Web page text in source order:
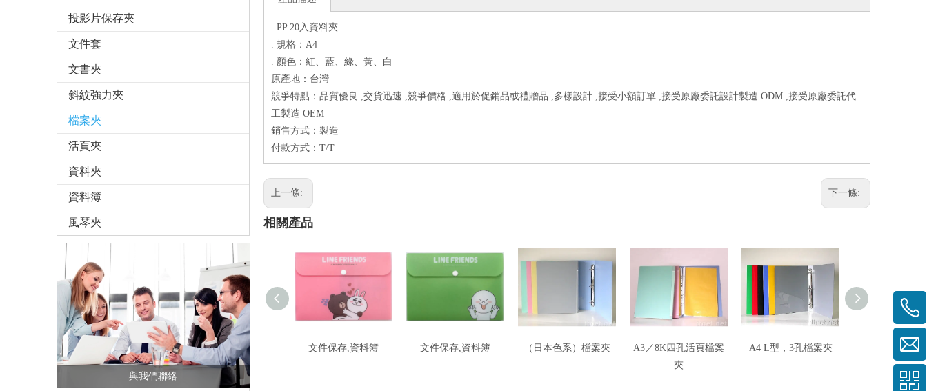
投影片保存夾
文件套
文書夾
斜紋強力夾
檔案夾
活頁夾
資料夾
資料簿
風琴夾
與我們聯絡
. PP 20入資料夾
. 規格：A4
. 顏色：紅、藍、綠、黃、白
原產地：台灣
競爭特點：品質優良 ,交貨迅速 ,競爭價格 ,適用於促銷品或禮贈品 ,多樣設計 ,接受小額訂單 ,接受原廠委託設計製造 ODM ,接受原廠委託代
工製造 OEM
銷售方式：製造
付款方式：T/T
上一條: 下一條:
相關產品
文件保存,資料簿 文件保存,資料簿 （日本色系）檔案夾
A3／8K四孔活頁檔案
夾
A4 L型，3孔檔案夾
3孔 / 4孔 檔案
系列)